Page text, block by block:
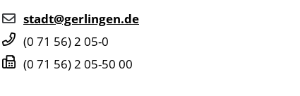
stadt@gerlingen.de
(0 71 56) 2 05-0
(0 71 56) 2 05-50 00